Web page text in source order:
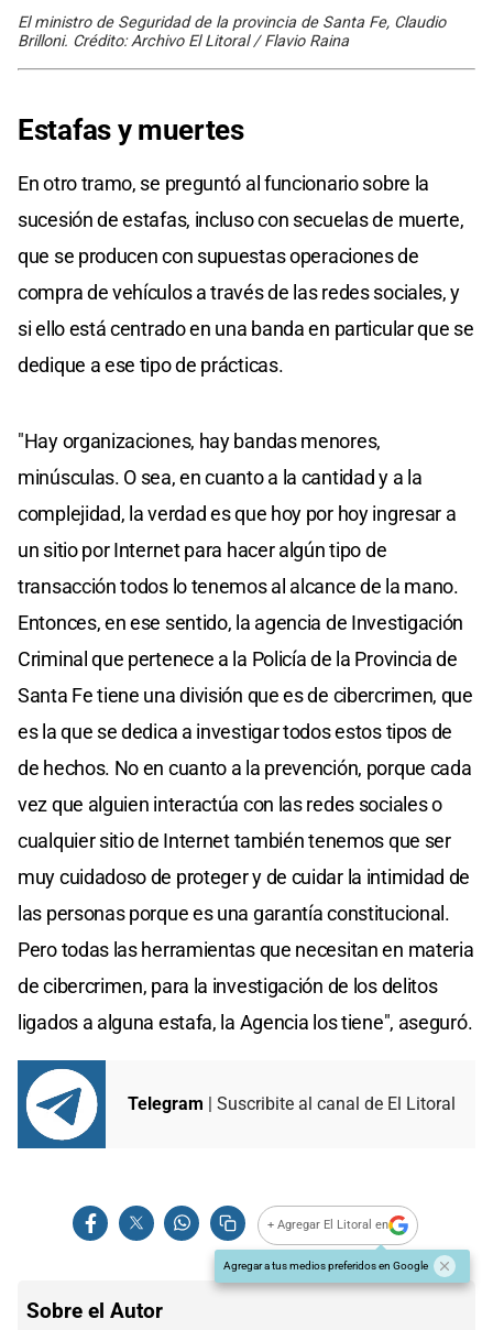
El ministro de Seguridad de la provincia de Santa Fe, Claudio
Brilloni. Crédito: Archivo El Litoral / Flavio Raina
Estafas y muertes
En otro tramo, se preguntó al funcionario sobre la
sucesión de estafas, incluso con secuelas de muerte,
que se producen con supuestas operaciones de
compra de vehículos a través de las redes sociales, y
si ello está centrado en una banda en particular que se
dedique a ese tipo de prácticas.
"Hay organizaciones, hay bandas menores,
minúsculas. O sea, en cuanto a la cantidad y a la
complejidad, la verdad es que hoy por hoy ingresar a
un sitio por Internet para hacer algún tipo de
transacción todos lo tenemos al alcance de la mano.
Entonces, en ese sentido, la agencia de Investigación
Criminal que pertenece a la Policía de la Provincia de
Santa Fe tiene una división que es de cibercrimen, que
es la que se dedica a investigar todos estos tipos de
de hechos. No en cuanto a la prevención, porque cada
vez que alguien interactúa con las redes sociales o
cualquier sitio de Internet también tenemos que ser
muy cuidadoso de proteger y de cuidar la intimidad de
las personas porque es una garantía constitucional.
Pero todas las herramientas que necesitan en materia
de cibercrimen, para la investigación de los delitos
ligados a alguna estafa, la Agencia los tiene", aseguró.
Telegram | Suscribite al canal de El Litoral
+ Agregar El Litoral en
Agregar a tus medios preferidos en Google
Sobre el Autor